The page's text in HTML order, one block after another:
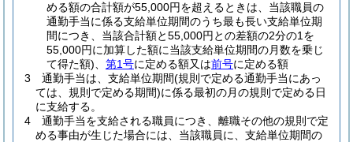
める額の合計額が55,000円を超えるときは、当該職員の
通勤手当に係る支給単位期間のうち最も長い支給単位期
間につき、当該合計額と55,000円との差額の2分の1を
55,000円に加算した額に当該支給単位期間の月数を乗じ
て得た額)
第1号に定める額又は前号に定める額
3
通勤手当は、支給単位期間(規則で定める通勤手当にあっ
ては、規則で定める期間)に係る最初の月の規則で定める日
に支給する。
4
通勤手当を支給される職員につき、離職その他の規則で定
める事由が生じた場合には、当該職員に、支給単位期間の